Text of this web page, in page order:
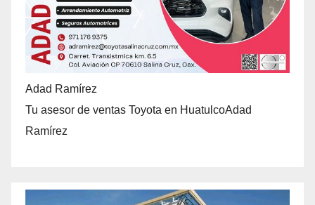
Adad Ramírez
Tu asesor de ventas Toyota en HuatulcoAdad
Ramírez